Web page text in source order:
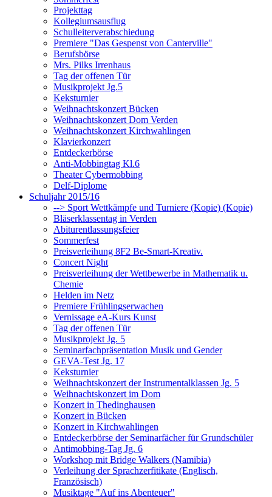
Projekttag
Kollegiumsausflug
Schulleiterverabschiedung
Premiere "Das Gespenst von Canterville"
Berufsbörse
Mrs. Pilks Irrenhaus
Tag der offenen Tür
Musikprojekt Jg.5
Keksturnier
Weihnachtskonzert Bücken
Weihnachtskonzert Dom Verden
Weihnachtskonzert Kirchwahlingen
Klavierkonzert
Entdeckerbörse
Anti-Mobbingtag Kl.6
Theater Cybermobbing
Delf-Diplome
Schuljahr 2015/16
--> Sport Wettkämpfe und Turniere (Kopie) (Kopie)
Bläserklassentag in Verden
Abiturentlassungsfeier
Sommerfest
Preisverleihung 8F2 Be-Smart-Kreativ.
Concert Night
Preisverleihung der Wettbewerbe in Mathematik u.
Chemie
Helden im Netz
Premiere Frühlingserwachen
Vernissage eA-Kurs Kunst
Tag der offenen Tür
Musikprojekt Jg. 5
Seminarfachpräsentation Musik und Gender
GEVA-Test Jg. 17
Keksturnier
Weihnachtskonzert der Instrumentalklassen Jg. 5
Weihnachtskonzert im Dom
Konzert in Thedinghausen
Konzert in Bücken
Konzert in Kirchwahlingen
Entdeckerbörse der Seminarfächer für Grundschüler
Antimobbing-Tag Jg. 6
Workshop mit Bridge Walkers (Namibia)
Verleihung der Sprachzerfitikate (Englisch,
Französisch)
Musiktage "Auf ins Abenteuer"